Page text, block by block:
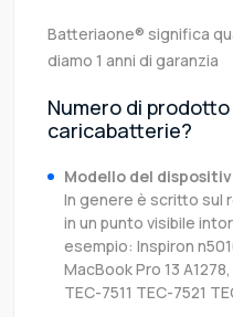
Batteriaone® significa
diamo 1 anni di garanzia
Numero di
caricabatterie?
Modello del
In genere è scritto sul
in un punto visibile
esempio: Inspiron
MacBook Pro 13
TEC-7511 TEC-7521